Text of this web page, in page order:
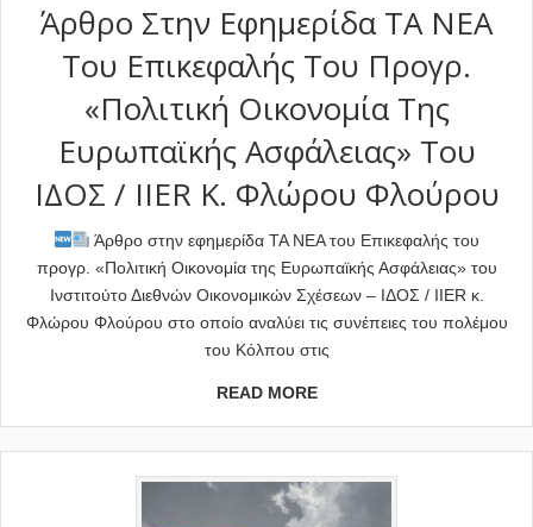
Άρθρο Στην Εφημερίδα TA NEA
Του Επικεφαλής Του Προγρ.
«Πολιτική Οικονομία Της
Ευρωπαϊκής Ασφάλειας» Του
ΙΔΟΣ / IIER Κ. Φλώρου Φλούρου
Άρθρο στην εφημερίδα TA NEA του Επικεφαλής του
προγρ. «Πολιτική Οικονομία της Ευρωπαϊκής Ασφάλειας» του
Ινστιτούτο Διεθνών Οικονομικών Σχέσεων – ΙΔΟΣ / IIER κ.
Φλώρου Φλούρου στο οποίο αναλύει τις συνέπειες του πολέμου
του Κόλπου στις
READ MORE